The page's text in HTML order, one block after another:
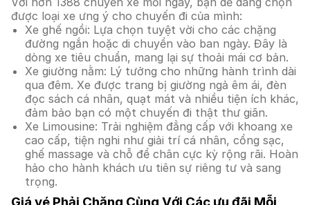
được loại xe ưng ý cho chuyến đi của mình:
Xe ghế ngồi: Lựa chọn tuyệt vời cho các chặng
đường ngắn hoặc di chuyển vào ban ngày. Đây là
dòng xe tiêu chuẩn, mang lại sự thoải mái cơ bản.
Xe giường nằm: Lý tưởng cho những hành trình dài
qua đêm. Xe được trang bị giường ngả êm ái, đèn
đọc sách cá nhân, quạt mát và nhiều tiện ích khác,
đảm bảo bạn có một chuyến đi thật thư giãn.
Xe Limousine: Trải nghiệm đẳng cấp với khoang xe
cao cấp, tiện nghi như giải trí cá nhân, cổng sạc,
ghế massage và chỗ để chân cực kỳ rộng rãi. Hoàn
hảo cho hành khách ưu tiên sự riêng tư và sang
trọng.